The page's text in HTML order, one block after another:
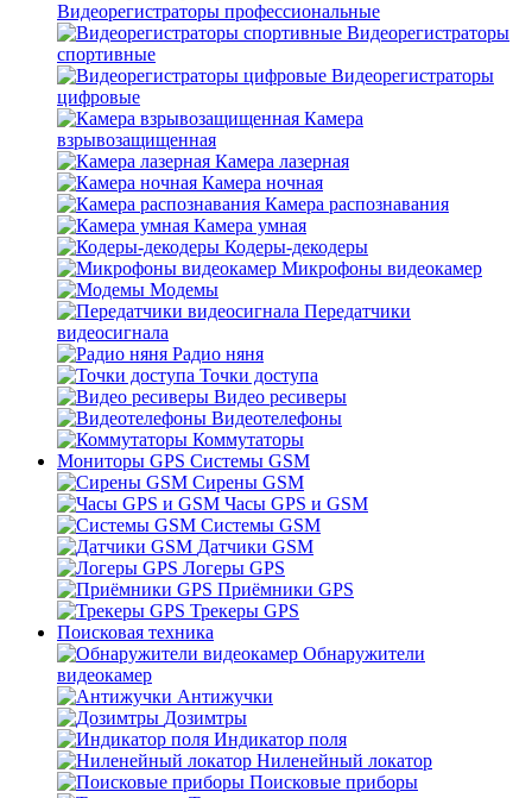
Видеорегистраторы профессиональные
Видеорегистраторы
спортивные
Видеорегистраторы
цифровые
Камера
взрывозащищенная
Камера лазерная
Камера ночная
Камера распознавания
Камера умная
Кодеры-декодеры
Микрофоны видеокамер
Модемы
Передатчики
видеосигнала
Радио няня
Точки доступа
Видео ресиверы
Видеотелефоны
Коммутаторы
Мониторы GPS Системы GSM
Сирены GSM
Часы GPS и GSM
Системы GSM
Датчики GSM
Логеры GPS
Приёмники GPS
Трекеры GPS
Поисковая техника
Обнаружители
видеокамер
Антижучки
Дозимтры
Индикатор поля
Ниленейный локатор
Поисковые приборы